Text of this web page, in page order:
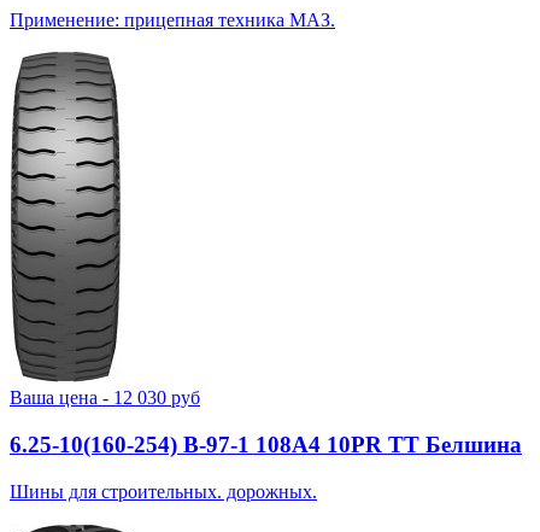
Применение: прицепная техника МАЗ.
Ваша цена - 12 030 руб
6.25-10(160-254) В-97-1 108A4 10PR TT Белшина
Шины для строительных. дорожных.